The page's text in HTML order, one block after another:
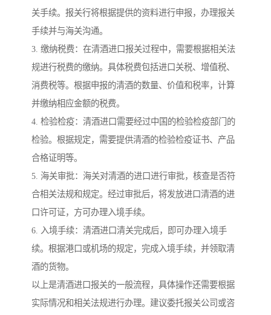
关手续。报关行将根据提供的资料进行申报，办理报关
手续并与海关沟通。
3. 缴纳税费：在清酒进口报关过程中，需要根据相关法
规进行税费的缴纳。具体税费包括进口关税、增值税、
消费税等。根据申报的清酒的数量、价值和税率，计算
并缴纳相应金额的税费。
4. 检验检疫：清酒进口需要经过中国的检验检疫部门的
检验。根据规定，需要提供清酒的检验检疫证书、产品
合格证明等。
5. 海关审批：海关对清酒的进口进行审批，核查是否符
合相关法规和规定。经过审批后，将发放进口清酒的进
口许可证，方可办理入境手续。
6. 入境手续：清酒进口清关完成后，即可办理入境手
续。根据港口或机场的规定，完成入境手续，并领取清
酒的货物。
以上是清酒进口报关的一般流程，具体操作还需要根据
实际情况和相关法规进行办理。建议委托报关公司或咨